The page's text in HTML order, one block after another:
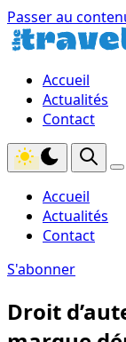
Passer au
Accueil
Actualités
Contact
Accueil
Actualités
Contact
S'abonner
Droit